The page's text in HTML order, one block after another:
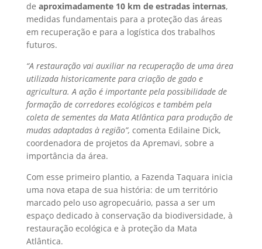
de aproximadamente 10 km de estradas internas,
medidas fundamentais para a proteção das áreas
em recuperação e para a logística dos trabalhos
futuros.
“A restauração vai auxiliar na recuperação de uma área
utilizada historicamente para criação de gado e
agricultura. A ação é importante pela possibilidade de
formação de corredores ecológicos e também pela
coleta de sementes da Mata Atlântica para produção de
mudas adaptadas à região”, comenta Edilaine Dick,
coordenadora de projetos da Apremavi, sobre a
importância da área.
Com esse primeiro plantio, a Fazenda Taquara inicia
uma nova etapa de sua história: de um território
marcado pelo uso agropecuário, passa a ser um
espaço dedicado à conservação da biodiversidade, à
restauração ecológica e à proteção da Mata
Atlântica.